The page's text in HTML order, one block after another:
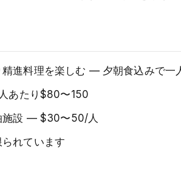
精進料理を楽しむ — 夕朝食込みで一
あたり$80〜150
施設 — $30〜50/人
れています